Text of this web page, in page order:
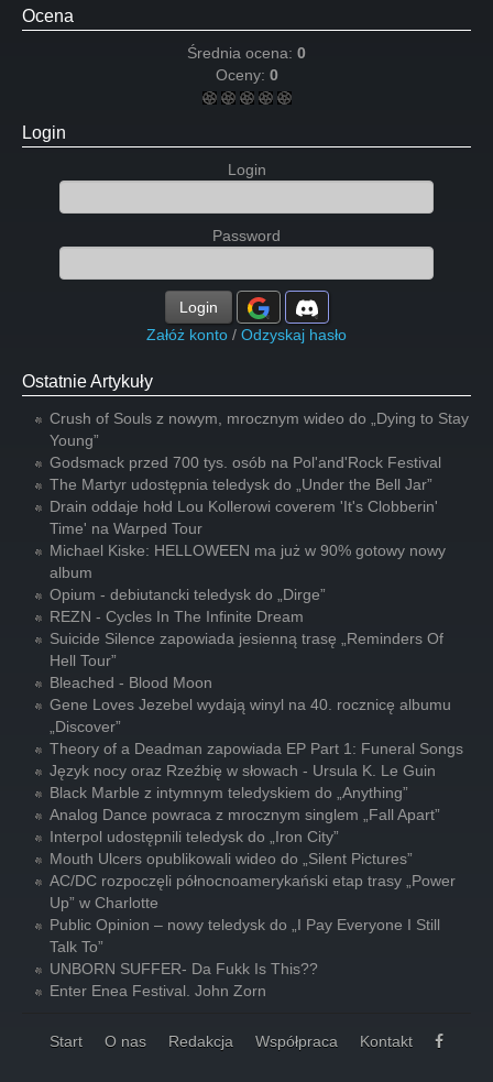
Ocena
Średnia ocena: 0
Oceny: 0
Login
Login
Password
Login
Załóż konto / Odzyskaj hasło
Ostatnie Artykuły
Crush of Souls z nowym, mrocznym wideo do „Dying to Stay
Young”
Godsmack przed 700 tys. osób na Pol'and'Rock Festival
The Martyr udostępnia teledysk do „Under the Bell Jar”
Drain oddaje hołd Lou Kollerowi coverem 'It's Clobberin'
Time' na Warped Tour
Michael Kiske: HELLOWEEN ma już w 90% gotowy nowy
album
Opium - debiutancki teledysk do „Dirge”
REZN - Cycles In The Infinite Dream
Suicide Silence zapowiada jesienną trasę „Reminders Of
Hell Tour”
Bleached - Blood Moon
Gene Loves Jezebel wydają winyl na 40. rocznicę albumu
„Discover”
Theory of a Deadman zapowiada EP Part 1: Funeral Songs
Język nocy oraz Rzeźbię w słowach - Ursula K. Le Guin
Black Marble z intymnym teledyskiem do „Anything”
Analog Dance powraca z mrocznym singlem „Fall Apart”
Interpol udostępnili teledysk do „Iron City”
Mouth Ulcers opublikowali wideo do „Silent Pictures”
AC/DC rozpoczęli północnoamerykański etap trasy „Power
Up” w Charlotte
Public Opinion – nowy teledysk do „I Pay Everyone I Still
Talk To”
UNBORN SUFFER- Da Fukk Is This??
Enter Enea Festival. John Zorn
Start O nas Redakcja Współpraca Kontakt